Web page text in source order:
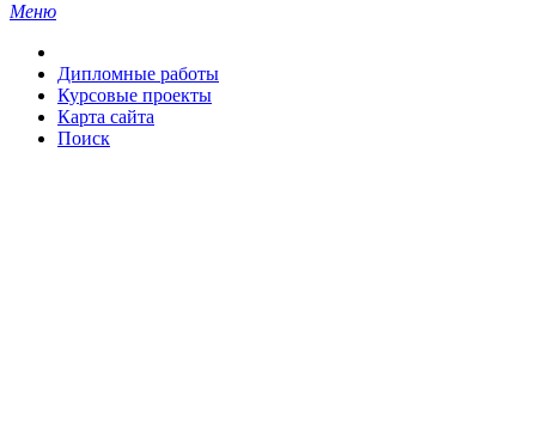
Меню
Дипломные работы
Курсовые проекты
Карта сайта
Поиск